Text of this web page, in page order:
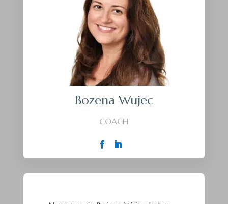
Bozena Wujec
COACH